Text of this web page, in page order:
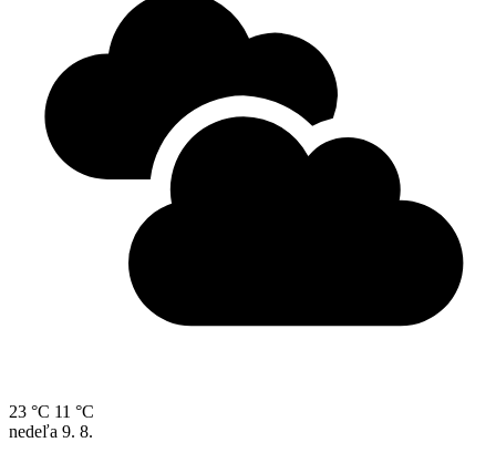
23 °C 11 °C
nedeľa 9. 8.